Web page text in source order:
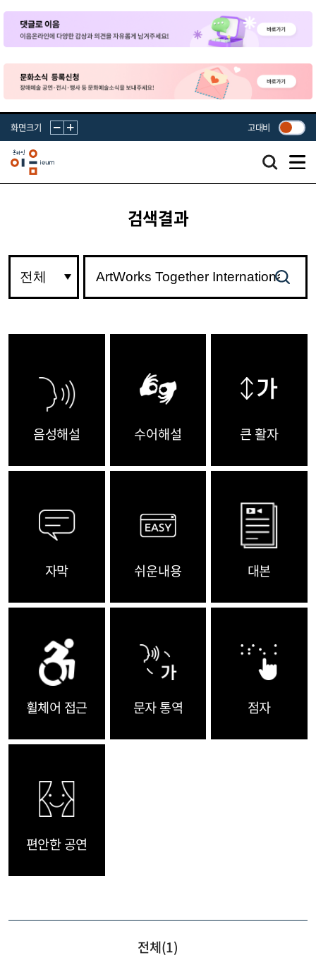
화면크기 고대비
검색결과
음성해설 수어해설 큰 활자
자막 쉬운내용 대본
휠체어 접근 문자 통역 점자
편안한 공연
전체(1)